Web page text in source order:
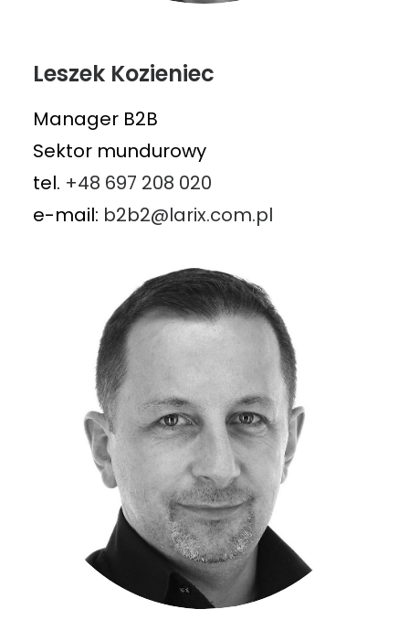
Leszek Kozieniec
Manager B2B
Sektor mundurowy
tel. +48 697 208 020
e-mail: b2b2@larix.com.pl